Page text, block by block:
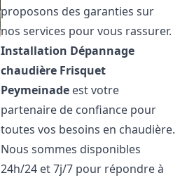
proposons des garanties sur
nos services pour vous rassurer.
Installation Dépannage
chaudière Frisquet
Peymeinade est votre
partenaire de confiance pour
toutes vos besoins en chaudière.
Nous sommes disponibles
24h/24 et 7j/7 pour répondre à